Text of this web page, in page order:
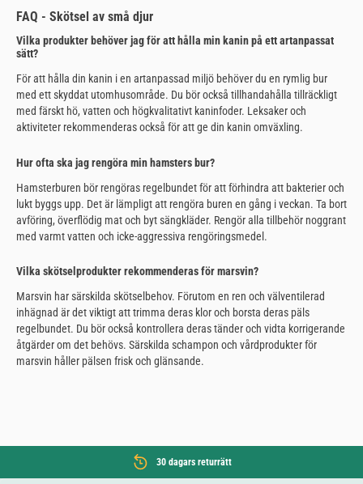
FAQ - Skötsel av små djur
Vilka produkter behöver jag för att hålla min kanin på ett artanpassat
sätt?
För att hålla din kanin i en artanpassad miljö behöver du en rymlig bur
med ett skyddat utomhusområde. Du bör också tillhandahålla tillräckligt
med färskt hö, vatten och högkvalitativt kaninfoder. Leksaker och
aktiviteter rekommenderas också för att ge din kanin omväxling.
Hur ofta ska jag rengöra min hamsters bur?
Hamsterburen bör rengöras regelbundet för att förhindra att bakterier och
lukt byggs upp. Det är lämpligt att rengöra buren en gång i veckan. Ta bort
avföring, överflödig mat och byt sängkläder. Rengör alla tillbehör noggrant
med varmt vatten och icke-aggressiva rengöringsmedel.
Vilka skötselprodukter rekommenderas för marsvin?
Marsvin har särskilda skötselbehov. Förutom en ren och välventilerad
inhägnad är det viktigt att trimma deras klor och borsta deras päls
regelbundet. Du bör också kontrollera deras tänder och vidta korrigerande
åtgärder om det behövs. Särskilda schampon och vårdprodukter för
marsvin håller pälsen frisk och glänsande.
30 dagars returrätt